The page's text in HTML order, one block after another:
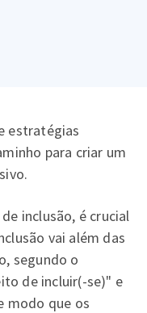
estratégias
para criar um
inclusão, é crucial
vai além das
segundo o
de incluir(-se)" e
modo que os